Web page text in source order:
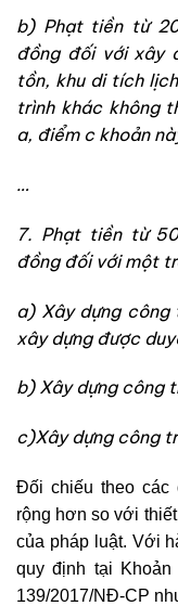
b) Phạt tiền từ
đồng đối với xây
tồn, khu di tích
trình khác không
a, điểm c khoản
…
7. Phạt tiền từ
đồng đối với một
a) Xây dựng công
xây dựng được
b) Xây dựng công
c)Xây dựng công
Đối chiếu theo các
rộng hơn so với
của pháp luật. Với
quy định tại
139/2017/NĐ-CP